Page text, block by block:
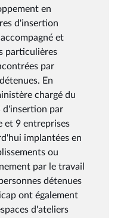
en
d'insertion
et
particulières
par
En
chargé du
d'insertion par
et 9 entreprises
implantées en
ou
par le travail
détenues
ont également
d'ateliers